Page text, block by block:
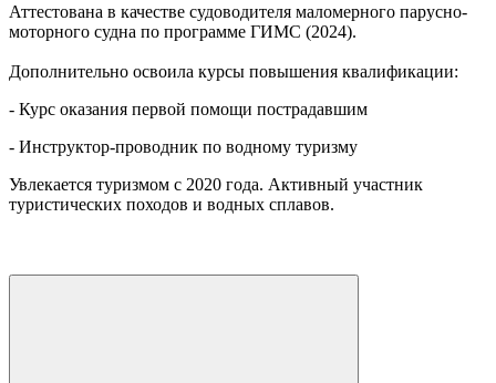
Аттестована в качестве судоводителя маломерного парусно-
моторного судна по программе ГИМС (2024).
Дополнительно освоила курсы повышения квалификации:
- Курс оказания первой помощи пострадавшим
- Инструктор-проводник по водному туризму
Увлекается туризмом с 2020 года. Активный участник
туристических походов и водных сплавов.